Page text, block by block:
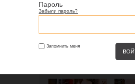
Пароль
Забыли пароль?
Запомнить меня